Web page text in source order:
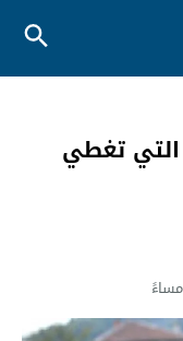
التي تغطي